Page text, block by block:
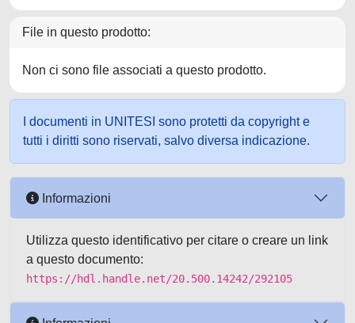
File in questo prodotto:
Non ci sono file associati a questo prodotto.
I documenti in UNITESI sono protetti da copyright e
tutti i diritti sono riservati, salvo diversa indicazione.
Informazioni
Utilizza questo identificativo per citare o creare un link
a questo documento:
https://hdl.handle.net/20.500.14242/292105